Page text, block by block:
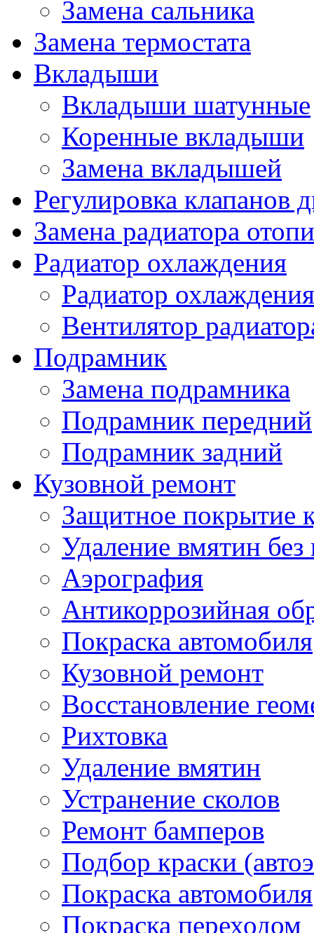
Замена сальника
Замена термостата
Вкладыши
Вкладыши шатунные
Коренные вкладыши
Замена вкладышей
Регулировка клапанов
Замена радиатора
Радиатор охлаждения
Радиатор
Вентилятор
Подрамник
Замена подрамника
Подрамник передний
Подрамник задний
Кузовной ремонт
Защитное покрытие
Удаление вмятин без
Аэрография
Антикоррозийная
Покраска автомобиля
Кузовной ремонт
Восстановление
Рихтовка
Удаление вмятин
Устранение сколов
Ремонт бамперов
Подбор краски
Покраска автомобиля
Покраска переходом